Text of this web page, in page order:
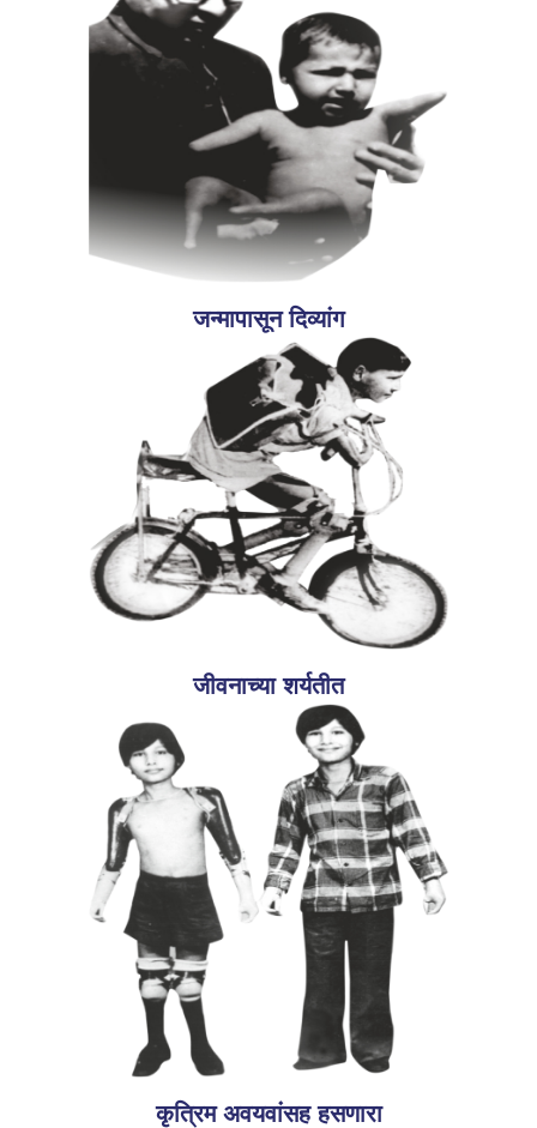
जन्मापासून दिव्यांग
जीवनाच्या शर्यतीत
कृत्रिम अवयवांसह हसणारा